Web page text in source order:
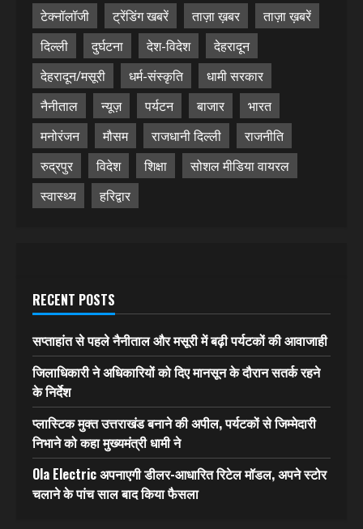
टेक्नॉलॉजी
ट्रेंडिंग खबरें ताज़ा ख़बर
ताज़ा ख़बरें
दिल्ली
दुर्घटना देश-विदेश
देहरादून
देहरादून/मसूरी
धर्म-संस्कृति
धामी सरकार
नैनीताल
न्यूज़ पर्यटन बाजार
भारत
मनोरंजन
मौसम राजधानी दिल्ली
राजनीति
रुद्रपुर
विदेश शिक्षा
सोशल मीडिया वायरल
स्वास्थ्य
हरिद्वार
RECENT POSTS
सप्ताहांत से पहले नैनीताल और मसूरी में बढ़ी पर्यटकों की आवाजाही
जिलाधिकारी ने अधिकारियों को दिए मानसून के दौरान सतर्क रहने
के निर्देश
प्लास्टिक मुक्त उत्तराखंड बनाने की अपील, पर्यटकों से जिम्मेदारी
निभाने को कहा मुख्यमंत्री धामी ने
Ola Electric अपनाएगी डीलर-आधारित रिटेल मॉडल, अपने स्टोर
चलाने के पांच साल बाद किया फैसला